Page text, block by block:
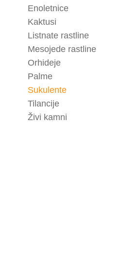
Enoletnice
Kaktusi
Listnate rastline
Mesojede rastline
Orhideje
Palme
Sukulente
Tilancije
Živi kamni